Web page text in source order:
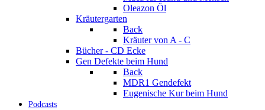
Oleazon Öl
Kräutergarten
Back
Kräuter von A - C
Bücher - CD Ecke
Gen Defekte beim Hund
Back
MDR1 Gendefekt
Eugenische Kur beim Hund
Podcasts